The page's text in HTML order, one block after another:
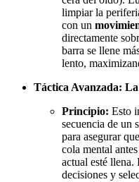
limpiar la
con un
directamente
barra se llene
lento,
Táctica Avanzada:
Principio: Esto
secuencia de un
para asegurar
cola mental
actual esté llena.
decisiones y